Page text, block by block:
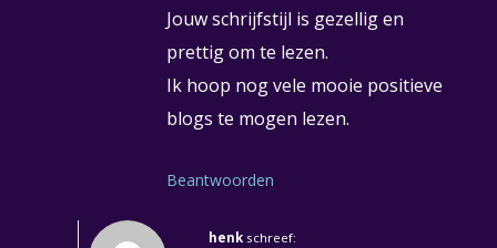
Jouw schrijfstijl is gezellig en
prettig om te lezen.
Ik hoop nog vele mooie positieve
blogs te mogen lezen.
Beantwoorden
henk schreef: